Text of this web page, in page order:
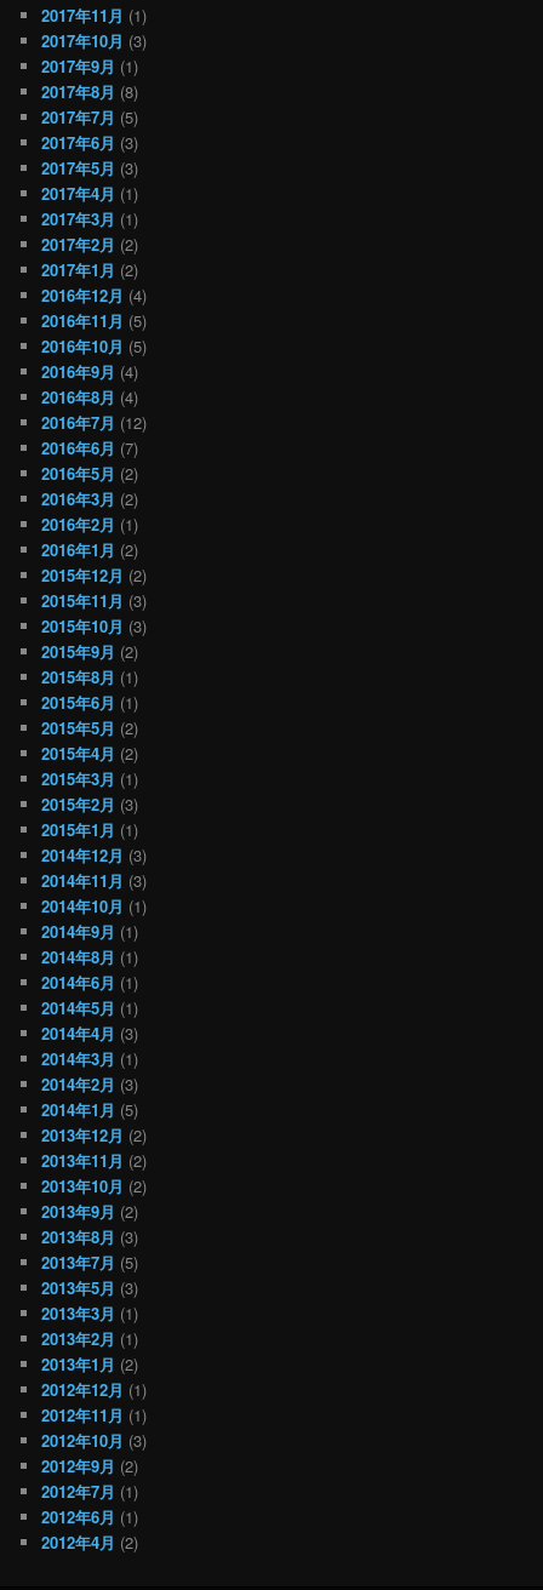
2017年11月 (1)
2017年10月 (3)
2017年9月 (1)
2017年8月 (8)
2017年7月 (5)
2017年6月 (3)
2017年5月 (3)
2017年4月 (1)
2017年3月 (1)
2017年2月 (2)
2017年1月 (2)
2016年12月 (4)
2016年11月 (5)
2016年10月 (5)
2016年9月 (4)
2016年8月 (4)
2016年7月 (12)
2016年6月 (7)
2016年5月 (2)
2016年3月 (2)
2016年2月 (1)
2016年1月 (2)
2015年12月 (2)
2015年11月 (3)
2015年10月 (3)
2015年9月 (2)
2015年8月 (1)
2015年6月 (1)
2015年5月 (2)
2015年4月 (2)
2015年3月 (1)
2015年2月 (3)
2015年1月 (1)
2014年12月 (3)
2014年11月 (3)
2014年10月 (1)
2014年9月 (1)
2014年8月 (1)
2014年6月 (1)
2014年5月 (1)
2014年4月 (3)
2014年3月 (1)
2014年2月 (3)
2014年1月 (5)
2013年12月 (2)
2013年11月 (2)
2013年10月 (2)
2013年9月 (2)
2013年8月 (3)
2013年7月 (5)
2013年5月 (3)
2013年3月 (1)
2013年2月 (1)
2013年1月 (2)
2012年12月 (1)
2012年11月 (1)
2012年10月 (3)
2012年9月 (2)
2012年7月 (1)
2012年6月 (1)
2012年4月 (2)